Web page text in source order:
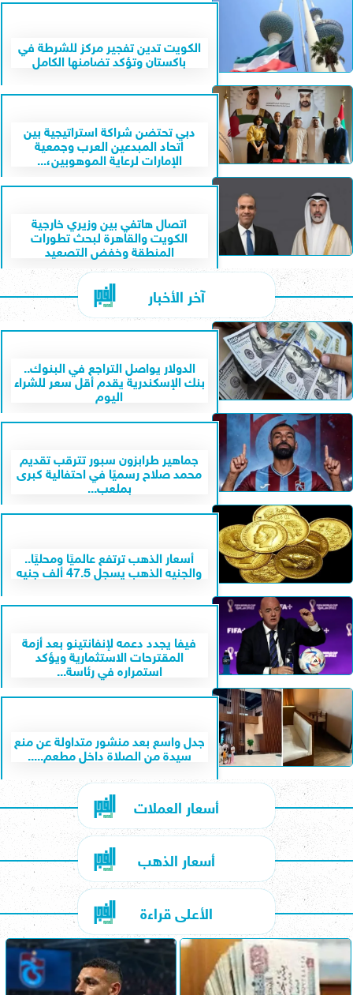
الكويت تدين تفجير مركز للشرطة في
باكستان وتؤكد تضامنها الكامل
دبي تحتضن شراكة استراتيجية بين
اتحاد المبدعين العرب وجمعية
الإمارات لرعاية الموهوبين،...
اتصال هاتفي بين وزيري خارجية
الكويت والقاهرة لبحث تطورات
المنطقة وخفض التصعيد
آخر الأخبار
الدولار يواصل التراجع في البنوك..
بنك الإسكندرية يقدم أقل سعر للشراء
اليوم
جماهير طرابزون سبور تترقب تقديم
محمد صلاح رسميًا في احتفالية كبرى
بملعب...
أسعار الذهب ترتفع عالميًا ومحليًا..
والجنيه الذهب يسجل 47.5 ألف جنيه
فيفا يجدد دعمه لإنفانتينو بعد أزمة
المقترحات الاستثمارية ويؤكد
استمراره في رئاسة...
جدل واسع بعد منشور متداولة عن منع
سيدة من الصلاة داخل مطعم.....
أسعار العملات
أسعار الذهب
الأعلى قراءة